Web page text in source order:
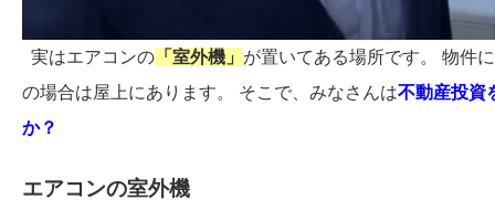
実はエアコンの 「室外機」 が置いてある場所です。 物件
の場合は屋上にあります。 そこで、みなさんは不動産投資
か？
エアコンの室外機